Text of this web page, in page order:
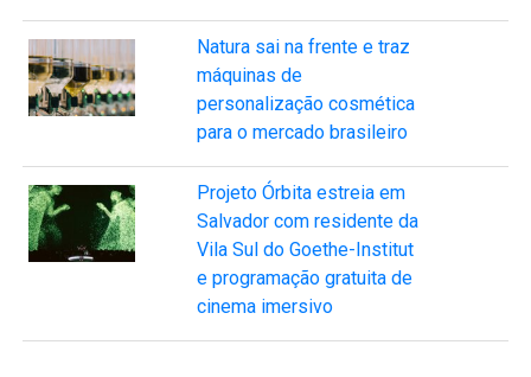
Natura sai na frente e traz
máquinas de
personalização cosmética
para o mercado brasileiro
Projeto Órbita estreia em
Salvador com residente da
Vila Sul do Goethe-Institut
e programação gratuita de
cinema imersivo